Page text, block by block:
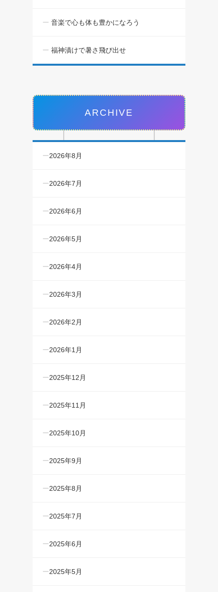
音楽で心も体も豊かになろう
福神漬けで暑さ飛び出せ
ARCHIVE
2026年8月
2026年7月
2026年6月
2026年5月
2026年4月
2026年3月
2026年2月
2026年1月
2025年12月
2025年11月
2025年10月
2025年9月
2025年8月
2025年7月
2025年6月
2025年5月